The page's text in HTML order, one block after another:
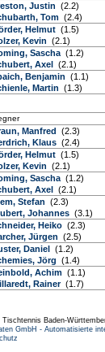
Justin (2.2)
Tom (2.4)
Helmut (1.5)
Kevin (2.1)
Sascha (1.2)
Axel (2.1)
Benjamin (1.1)
Martin (1.3)
Manfred (2.3)
Klaus (2.4)
Helmut (1.5)
Kevin (2.1)
Sascha (1.2)
Axel (2.1)
Stefan (2.3)
Johannes (3.1)
Heiko (2.3)
Jürgen (2.5)
Daniel (1.2)
Jörg (1.4)
Achim (1.1)
Rainer (1.7)
Baden-
GmbH - Automatisierte